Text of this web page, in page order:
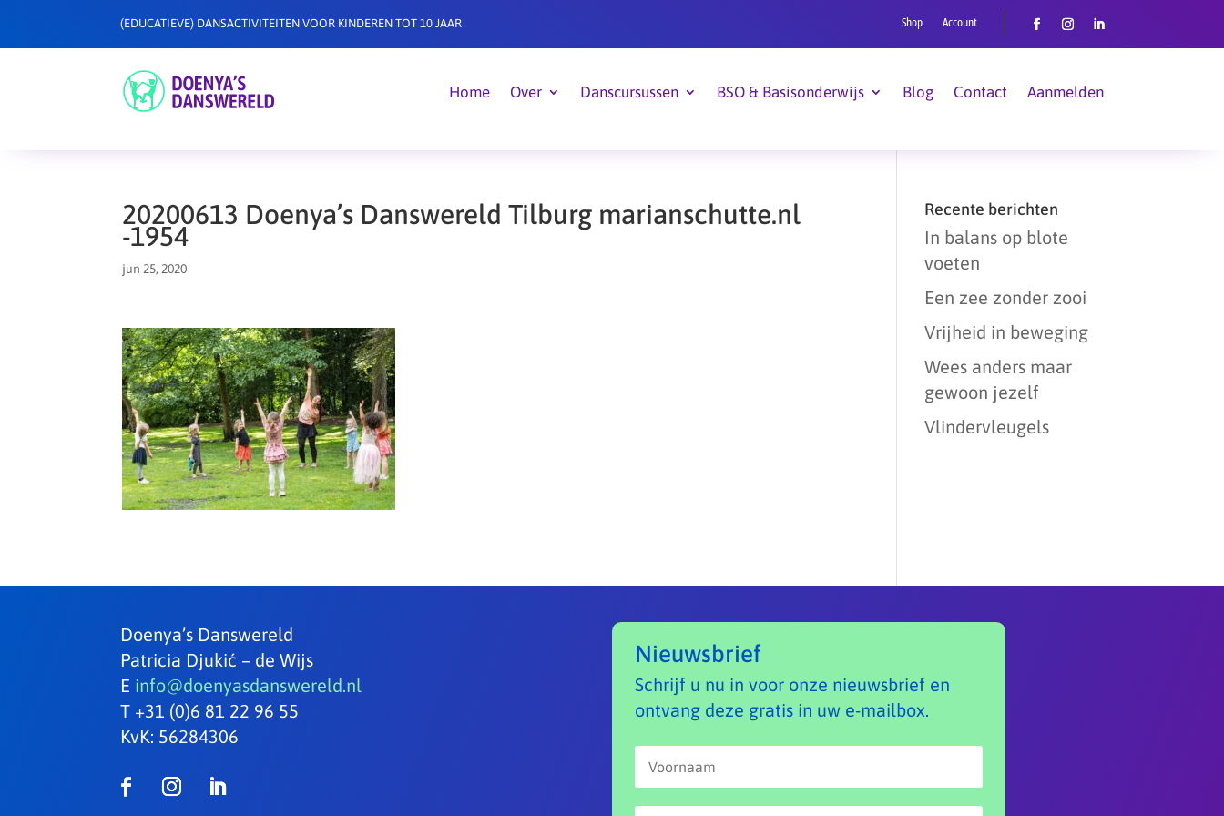
(EDUCATIEVE) DANSACTIVITEITEN VOOR KINDEREN TOT 10 JAAR Shop Account
Home Over Danscursussen BSO & Basisonderwijs Blog Contact Aanmelden
20200613 Doenya’s Danswereld Tilburg marianschutte.nl
-1954
jun 25, 2020
Recente berichten
In balans op blote
voeten
Een zee zonder zooi
Vrijheid in beweging
Wees anders maar
gewoon jezelf
Vlindervleugels
Doenya’s Danswereld
Patricia Djukić – de Wijs
E info@doenyasdanswereld.nl
T +31 (0)6 81 22 96 55
KvK: 56284306
Nieuwsbrief
Schrijf u nu in voor onze nieuwsbrief en
ontvang deze gratis in uw e-mailbox.